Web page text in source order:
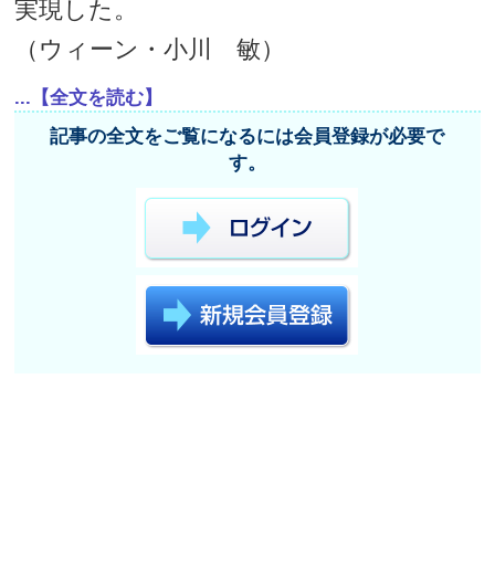
実現した。
（ウィーン・小川 敏）
...【全文を読む】
記事の全文をご覧になるには会員登録が必要で
す。